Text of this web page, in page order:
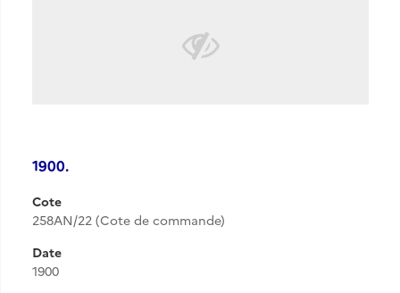
1900.
Cote
258AN/22 (Cote de commande)
Date
1900